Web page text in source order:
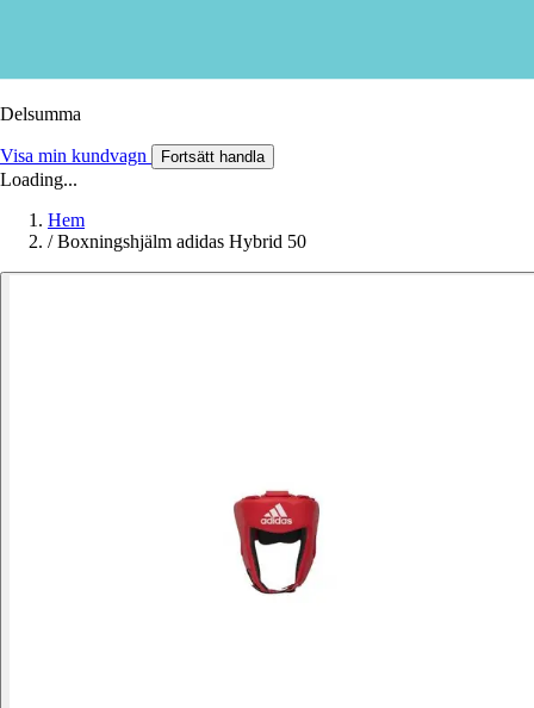
Delsumma
Visa min kundvagn Fortsätt handla
Loading...
Hem
/ Boxningshjälm adidas Hybrid 50